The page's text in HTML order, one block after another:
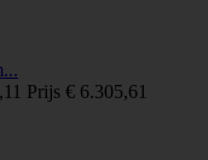
Prijs € 6.305,61